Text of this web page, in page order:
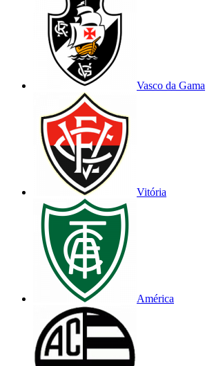
Vasco da Gama
Vitória
América